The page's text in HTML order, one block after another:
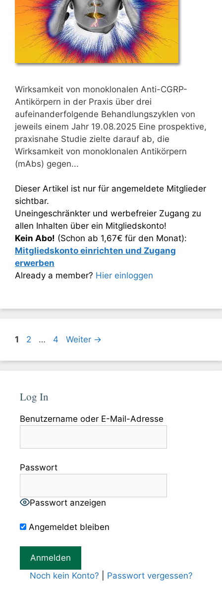
Wirksamkeit von monoklonalen Anti-CGRP-
Antikörpern in der Praxis über drei
aufeinanderfolgende Behandlungszyklen von
jeweils einem Jahr 19.08.2025 Eine prospektive,
praxisnahe Studie zielte darauf ab, die
Wirksamkeit von monoklonalen Antikörpern
(mAbs) gegen...
Dieser Artikel ist nur für angemeldete Mitglieder
sichtbar.
Uneingeschränkter und werbefreier Zugang zu
allen Inhalten über ein Mitgliedskonto!
Kein Abo! (Schon ab 1,67€ für den Monat):
Mitgliedskonto einrichten und Zugang
erwerben
Already a member? Hier einloggen
Seite
1 Seite
2 … Seite
4 Weiter →
Log In
Benutzername oder E-Mail-Adresse
Passwort
Passwort anzeigen
Angemeldet bleiben
Noch kein Konto? Passwort vergessen?